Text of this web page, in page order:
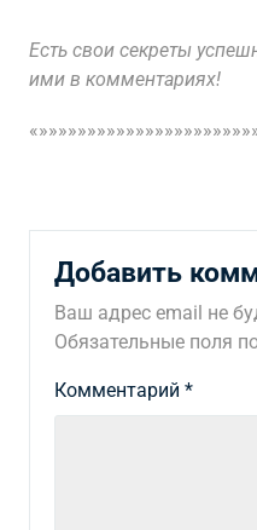
Есть свои секреты
ими в комментариях!
Добавить
Ваш адрес email не
Обязательные поля
Комментарий *